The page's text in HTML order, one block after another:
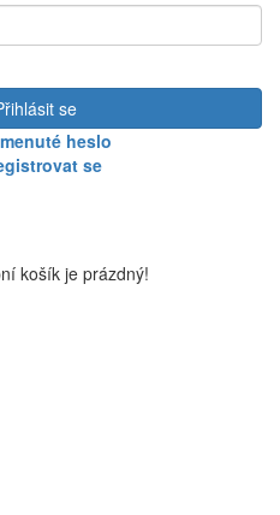
se
heslo
se
košík je prázdný!